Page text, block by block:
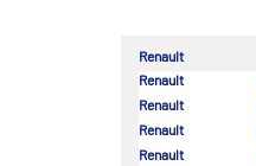
Renault
Renault
Renault
Renault
Renault